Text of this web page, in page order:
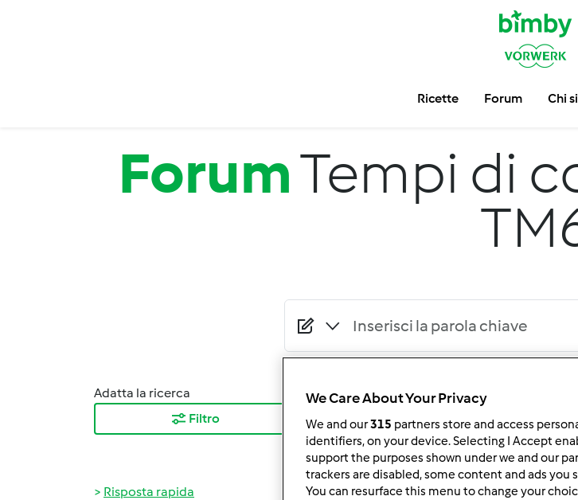
Ricette Forum Chi
ForumTempi di
Adatta la ricerca
Filtro
Ordina per:
I risultati più recenti
10
Risposta rapida
We Care About Your Privacy
We and our315 partners store and access
identifiers, on your device. Selecting I Accept
support the purposes shown under we and our
trackers are disabled, some content and ads you
You can resurface this menu to change your